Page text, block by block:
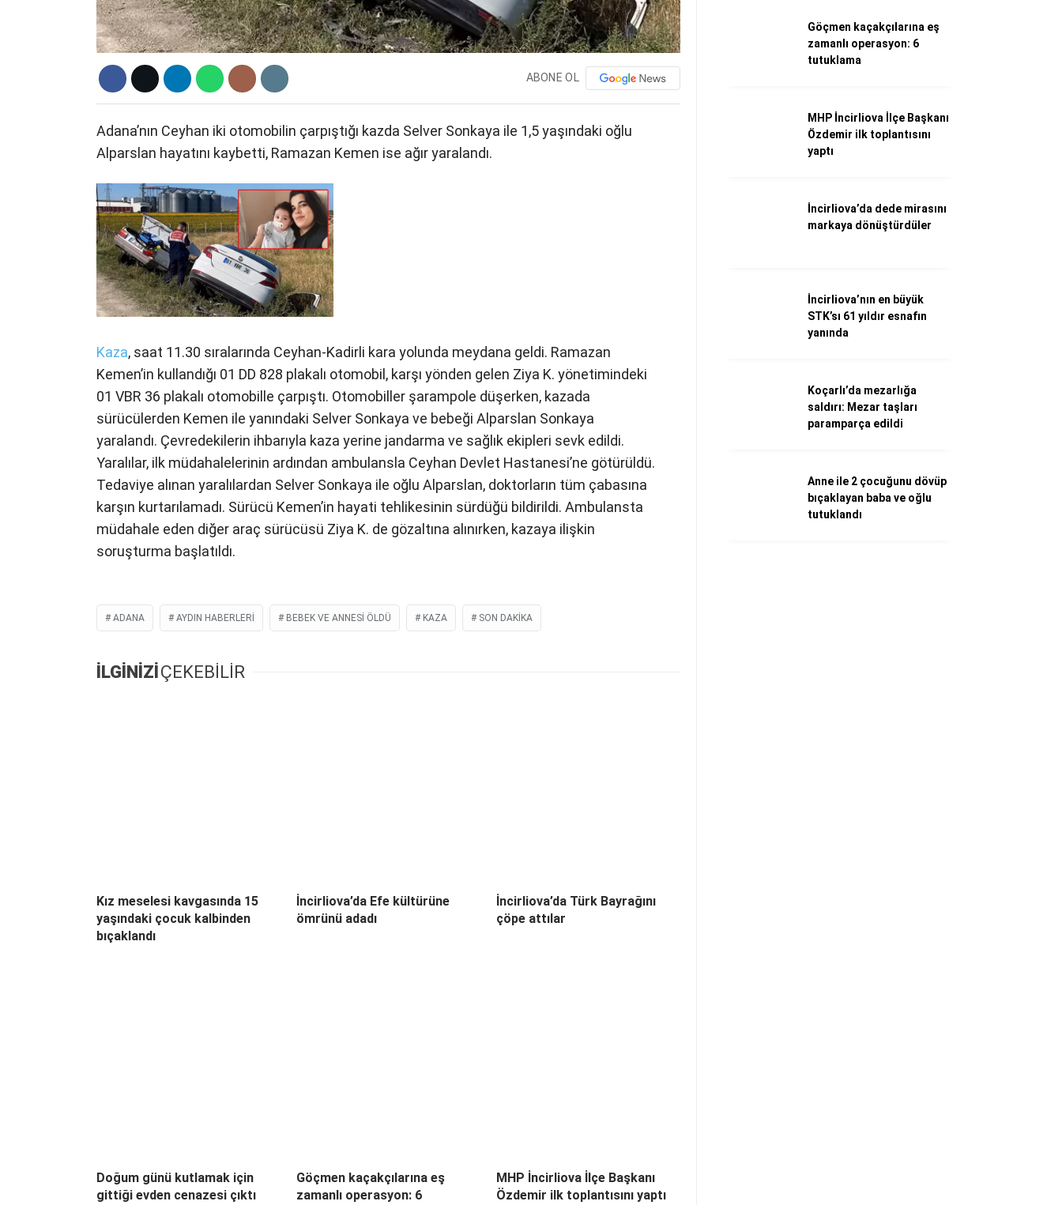
ABONE OL
Adana’nın Ceyhan iki otomobilin çarpıştığı kazda Selver Sonkaya ile 1,5 yaşındaki oğlu
Alparslan hayatını kaybetti, Ramazan Kemen ise ağır yaralandı.
Kaza, saat 11.30 sıralarında Ceyhan-Kadirli kara yolunda meydana geldi. Ramazan
Kemen’in kullandığı 01 DD 828 plakalı otomobil, karşı yönden gelen Ziya K. yönetimindeki
01 VBR 36 plakalı otomobille çarpıştı. Otomobiller şarampole düşerken, kazada
sürücülerden Kemen ile yanındaki Selver Sonkaya ve bebeği Alparslan Sonkaya
yaralandı. Çevredekilerin ihbarıyla kaza yerine jandarma ve sağlık ekipleri sevk edildi.
Yaralılar, ilk müdahalelerinin ardından ambulansla Ceyhan Devlet Hastanesi’ne götürüldü.
Tedaviye alınan yaralılardan Selver Sonkaya ile oğlu Alparslan, doktorların tüm çabasına
karşın kurtarılamadı. Sürücü Kemen’in hayati tehlikesinin sürdüğü bildirildi. Ambulansta
müdahale eden diğer araç sürücüsü Ziya K. de gözaltına alınırken, kazaya ilişkin
soruşturma başlatıldı.
ADANA AYDIN HABERLERI BEBEK VE ANNESI ÖLDÜ KAZA SON DAKIKA
İLGİNİZİ ÇEKEBİLİR
Kız meselesi kavgasında 15
yaşındaki çocuk kalbinden
bıçaklandı
İncirliova’da Efe kültürüne
ömrünü adadı
İncirliova’da Türk Bayrağını
çöpe attılar
Doğum günü kutlamak için
gittiği evden cenazesi çıktı
Göçmen kaçakçılarına eş
zamanlı operasyon: 6
MHP İncirliova İlçe Başkanı
Özdemir ilk toplantısını yaptı
Göçmen kaçakçılarına eş
zamanlı operasyon: 6
tutuklama
MHP İncirliova İlçe Başkanı
Özdemir ilk toplantısını
yaptı
İncirliova’da dede mirasını
markaya dönüştürdüler
İncirliova’nın en büyük
STK’sı 61 yıldır esnafın
yanında
Koçarlı’da mezarlığa
saldırı: Mezar taşları
paramparça edildi
Anne ile 2 çocuğunu dövüp
bıçaklayan baba ve oğlu
tutuklandı